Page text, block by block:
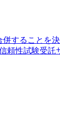
することを
性試験受